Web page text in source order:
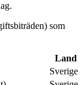
som
Land
Sverige